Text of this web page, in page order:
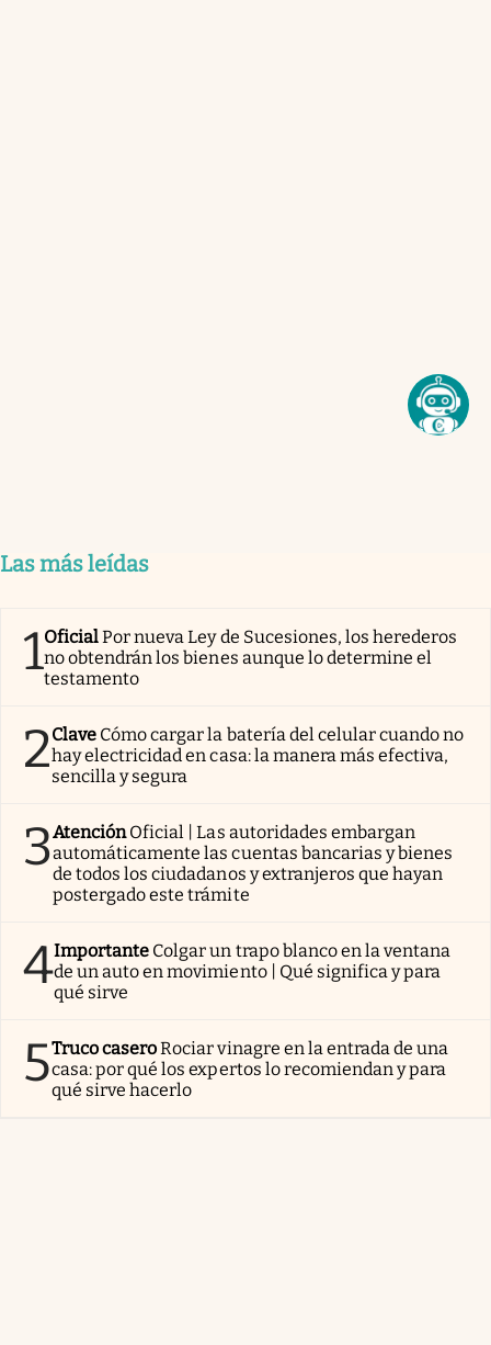
Las más leídas
1OficialPor nueva Ley de Sucesiones, los herederos
no obtendrán los bienes aunque lo determine el
testamento
2Clave Cómo cargar la batería del celular cuando no
hay electricidad en casa: la manera más efectiva,
sencilla y segura
3AtenciónOficial | Las autoridades embargan
automáticamente las cuentas bancarias y bienes
de todos los ciudadanos y extranjeros que hayan
postergado este trámite
4Importante Colgar un trapo blanco en la ventana
de un auto en movimiento | Qué significa y para
qué sirve
5Truco caseroRociar vinagre en la entrada de una
casa: por qué los expertos lo recomiendan y para
qué sirve hacerlo